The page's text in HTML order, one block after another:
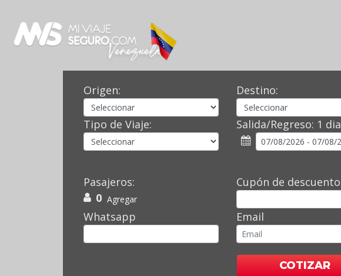
Origen: Destino:
Tipo de Viaje: Salida/Regreso: 1 dia
Pasajeros:
0 Agregar
Cupón de descuento
Whatsapp Email
COTIZAR